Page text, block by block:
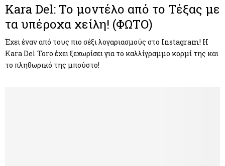
Kara Del: Το μοντέλο από το Τέξας με
τα υπέροχα χείλη! (ΦΩΤΟ)
Έχει έναν από τους πιο σέξι λογαριασμούς στο Instagram! Η
Kara Del Toro έχει ξεχωρίσει για το καλλίγραμμο κορμί της και
το πληθωρικό της μπούστο!